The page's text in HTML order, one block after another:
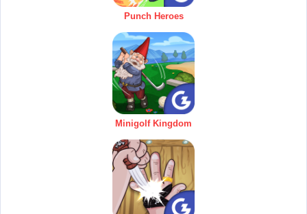
Punch Heroes
Minigolf Kingdom